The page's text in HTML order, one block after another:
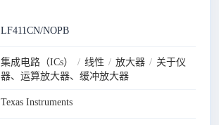
LF411CN/NOPB
集成电路（ICs） / 线性 / 放大器 / 关于仪
器、运算放大器、缓冲放大器
Texas Instruments